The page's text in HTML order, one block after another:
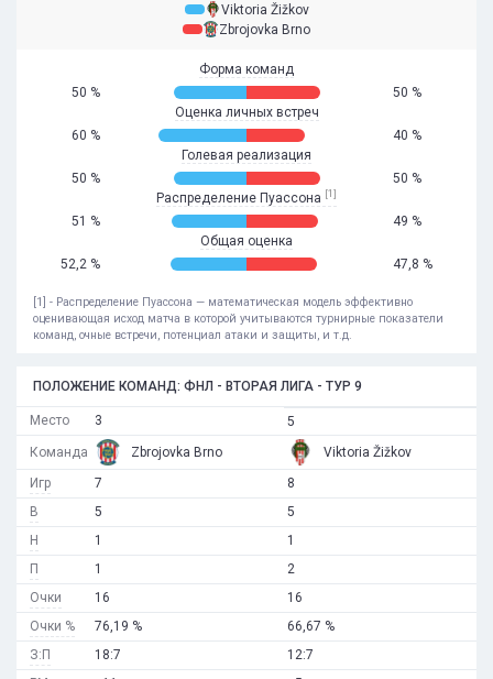
Viktoria Žižkov
Zbrojovka Brno
Форма команд
50 %
50 %
Оценка личных встреч
60 %
40 %
Голевая реализация
50 %
50 %
Распределение Пуассона [1]
51 %
49 %
Общая оценка
52,2 %
47,8 %
[1] - Распределение Пуассона — математическая модель эффективно
оценивающая исход матча в которой учитываются турнирные показатели
команд, очные встречи, потенциал атаки и защиты, и т.д.
ПОЛОЖЕНИЕ КОМАНД: ФНЛ - ВТОРАЯ ЛИГА - ТУР 9
Место
Команда
Игр
В
Н
П
Очки
Очки %
З:П
3
Zbrojovka Brno
7
5
1
1
16
76,19 %
18:7
5
Viktoria Žižkov
8
5
1
2
16
66,67 %
12:7